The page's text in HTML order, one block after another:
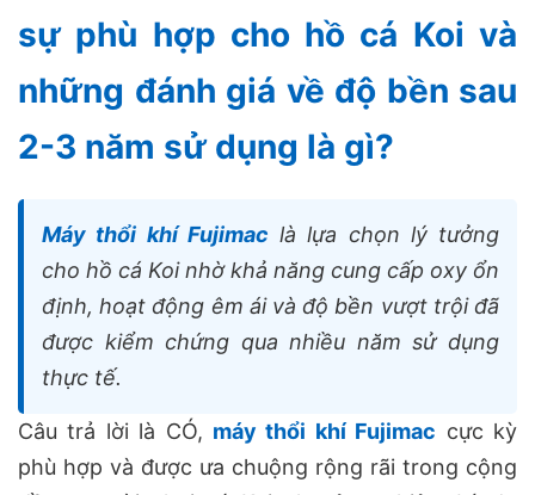
sự phù hợp cho hồ cá Koi và
những đánh giá về độ bền sau
2-3 năm sử dụng là gì?
Máy thổi khí Fujimac là lựa chọn lý tưởng
cho hồ cá Koi nhờ khả năng cung cấp oxy ổn
định, hoạt động êm ái và độ bền vượt trội đã
được kiểm chứng qua nhiều năm sử dụng
thực tế.
Câu trả lời là CÓ, máy thổi khí Fujimac cực kỳ
phù hợp và được ưa chuộng rộng rãi trong cộng